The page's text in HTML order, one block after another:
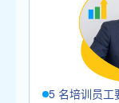
5 名培训员工